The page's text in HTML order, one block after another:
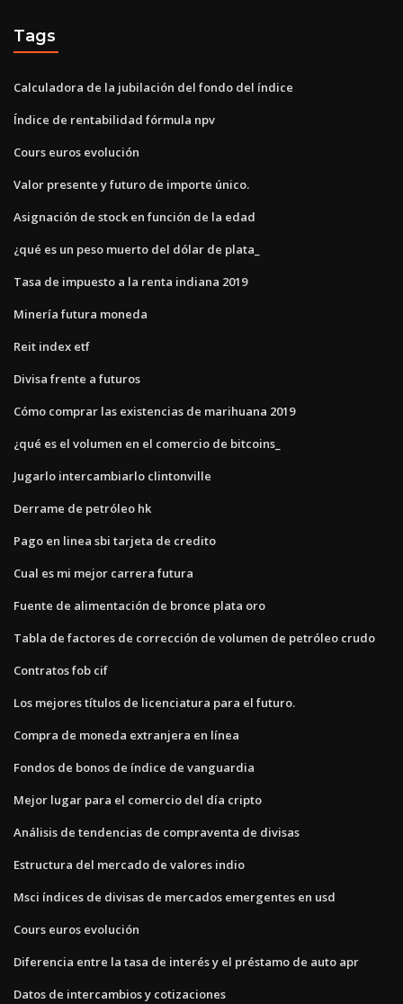
Tags
Calculadora de la jubilación del fondo del índice
Índice de rentabilidad fórmula npv
Cours euros evolución
Valor presente y futuro de importe único.
Asignación de stock en función de la edad
¿qué es un peso muerto del dólar de plata_
Tasa de impuesto a la renta indiana 2019
Minería futura moneda
Reit index etf
Divisa frente a futuros
Cómo comprar las existencias de marihuana 2019
¿qué es el volumen en el comercio de bitcoins_
Jugarlo intercambiarlo clintonville
Derrame de petróleo hk
Pago en linea sbi tarjeta de credito
Cual es mi mejor carrera futura
Fuente de alimentación de bronce plata oro
Tabla de factores de corrección de volumen de petróleo crudo
Contratos fob cif
Los mejores títulos de licenciatura para el futuro.
Compra de moneda extranjera en línea
Fondos de bonos de índice de vanguardia
Mejor lugar para el comercio del día cripto
Análisis de tendencias de compraventa de divisas
Estructura del mercado de valores indio
Msci índices de divisas de mercados emergentes en usd
Cours euros evolución
Diferencia entre la tasa de interés y el préstamo de auto apr
Datos de intercambios y cotizaciones